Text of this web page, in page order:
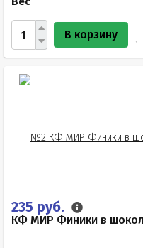
В корзину
235 руб.
КФ МИР Финики в